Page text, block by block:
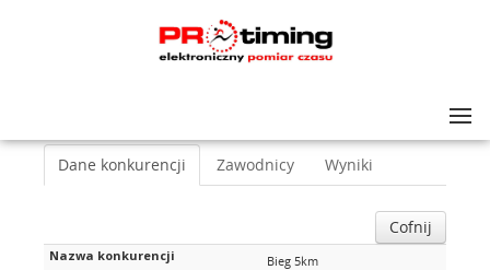
Dane konkurencji Zawodnicy Wyniki
Cofnij
Nazwa konkurencji
Bieg 5km